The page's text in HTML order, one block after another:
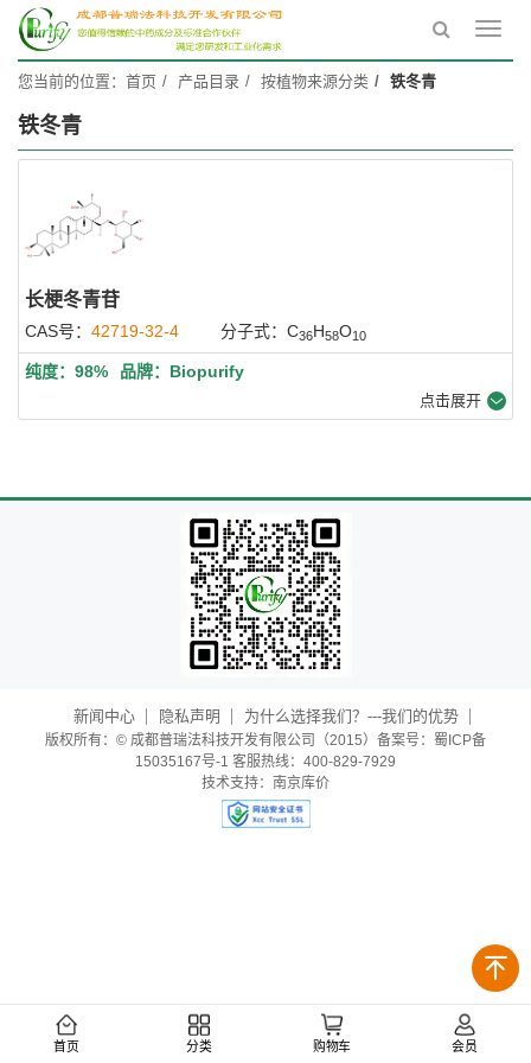
您当前的位置： 首页 产品目录 按植物来源分类 铁冬青
铁冬青
长梗冬青苷
CAS号： 42719-32-4 分子式：C36H58O10
纯度：98% 品牌：Biopurify
点击展开
新闻中心 隐私声明 为什么选择我们？---我们的优势
版权所有：© 成都普瑞法科技开发有限公司（2015）备案号：蜀ICP备
15035167号-1 客服热线：400-829-7929
技术支持： 南京库价
首页 分类 购物车 会员